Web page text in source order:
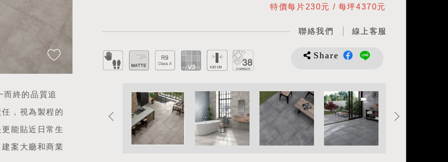
終的品質追
，視為製程的
能貼近日常生
案大廳和商業
特價每片230元 / 每坪4370元
聯絡我們 線上客服
Share